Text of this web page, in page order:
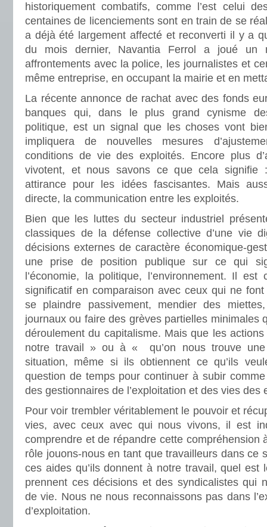
historiquement combatifs, comme l’est celui
centaines de licenciements sont en train de se
a déjà été largement affecté et reconverti il y a
du mois dernier, Navantia Ferrol a joué un
affrontements avec la police, les journalistes et
même entreprise, en occupant la mairie et en
La récente annonce de rachat avec des fonds
banques qui, dans le plus grand cynisme
politique, est un signal que les choses vont
impliquera de nouvelles mesures
conditions de vie des exploités. Encore plus
vivotent, et nous savons ce que cela signifie
attirance pour les idées fascisantes. Mais
directe, la communication entre les exploités.
Bien que les luttes du secteur industriel
classiques de la défense collective d’une vie
décisions externes de caractère économique-
une prise de position publique sur ce qui
l’économie, la politique, l’environnement. Il
significatif en comparaison avec ceux qui ne font
se plaindre passivement, mendier des
journaux ou faire des grèves partielles minimales
déroulement du capitalisme. Mais que les
notre travail » ou à « qu’on nous trouve
situation, même si ils obtiennent ce qu’ils
question de temps pour continuer à subir
des gestionnaires de l’exploitation et des vies des
Pour voir trembler véritablement le pouvoir et
vies, avec ceux avec qui nous vivons, il est
comprendre et de répandre cette compréhension
rôle jouons-nous en tant que travailleurs dans ce
ces aides qu’ils donnent à notre travail, quel est
prennent ces décisions et des syndicalistes qui
de vie. Nous ne nous reconnaissons pas dans
d’exploitation.